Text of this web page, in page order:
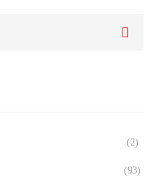
(2)
(93)